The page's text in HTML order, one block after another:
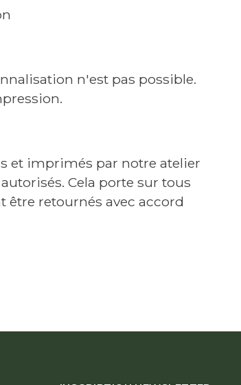
n'est pas possible.
et imprimés par notre atelier
Cela porte sur tous
être retournés avec accord